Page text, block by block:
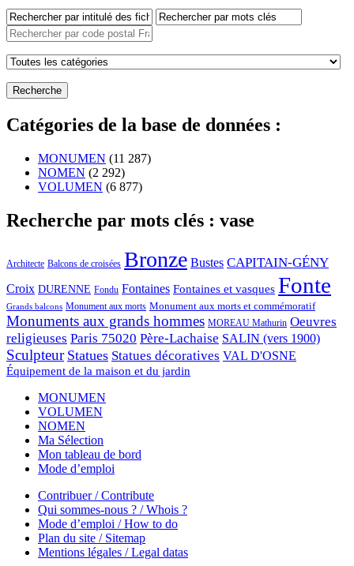
Catégories de la base de données :
MONUMEN (11 287)
NOMEN (2 292)
VOLUMEN (6 877)
Recherche par mots clés : vase
Architecte Balcons de croisées Bronze Bustes CAPITAIN-GÉNY
Croix DURENNE Fondu Fontaines Fontaines et vasques Fonte
Grands balcons Monument aux morts Monument aux morts et commémoratif
Monuments aux grands hommes MOREAU Mathurin Oeuvres
religieuses Paris 75020 Père-Lachaise SALIN (vers 1900)
Sculpteur Statues Statues décoratives VAL D'OSNE
Équipement de la maison et du jardin
MONUMEN
VOLUMEN
NOMEN
Ma Sélection
Mon tableau de bord
Mode d’emploi
Contribuer / Contribute
Qui sommes-nous ? / Whois ?
Mode d’emploi / How to do
Plan du site / Sitemap
Mentions légales / Legal datas